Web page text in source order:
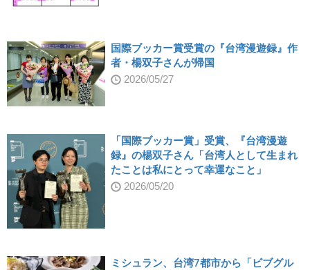
国際ブッカー賞受賞の『台湾漫遊録』作
者・楊双子さんが帰国
2026/05/27
「国際ブッカー賞」受賞、『台湾漫遊
録』の楊双子さん「台湾人として生まれ
たことは私にとって幸運なこと」
2026/05/20
ミシュラン、台湾7都市から「ビブグル